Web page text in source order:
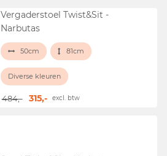
Vergaderstoel Twist&Sit -
Narbutas
50cm 81cm
Diverse kleuren
484,- 315,- excl. btw